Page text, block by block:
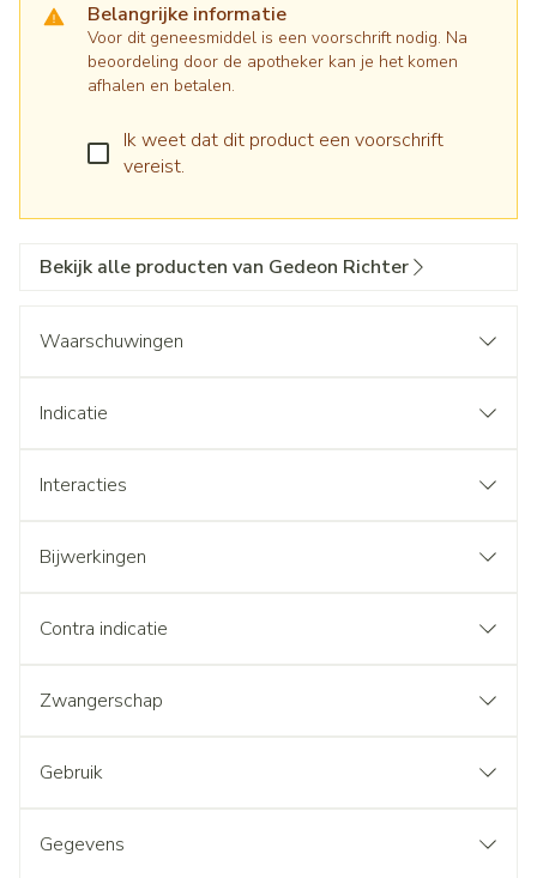
Belangrijke informatie
Voor dit geneesmiddel is een voorschrift nodig. Na
beoordeling door de apotheker kan je het komen
afhalen en betalen.
Ik weet dat dit product een voorschrift
vereist.
Bekijk alle producten van Gedeon Richter
Waarschuwingen
Indicatie
Interacties
Bijwerkingen
Contra indicatie
Zwangerschap
Gebruik
Gegevens